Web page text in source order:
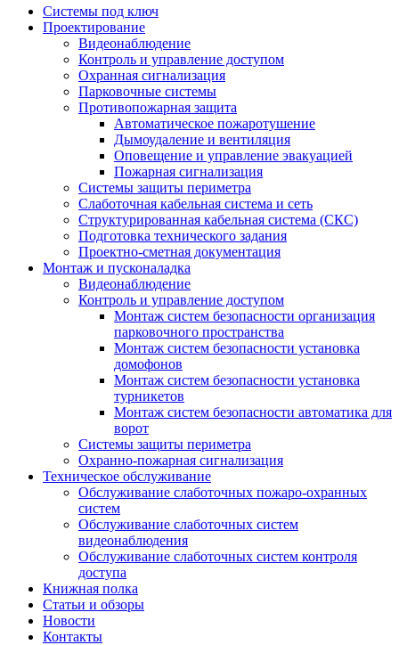
Системы под ключ
Проектирование
Видеонаблюдение
Контроль и управление доступом
Охранная сигнализация
Парковочные системы
Противопожарная защита
Автоматическое пожаротушение
Дымоудаление и вентиляция
Оповещение и управление эвакуацией
Пожарная сигнализация
Системы защиты периметра
Слаботочная кабельная система и сеть
Структурированная кабельная система (СКС)
Подготовка технического задания
Проектно-сметная документация
Монтаж и пусконаладка
Видеонаблюдение
Контроль и управление доступом
Монтаж систем безопасности организация
парковочного пространства
Монтаж систем безопасности установка
домофонов
Монтаж систем безопасности установка
турникетов
Монтаж систем безопасности автоматика для
ворот
Системы защиты периметра
Охранно-пожарная сигнализация
Техническое обслуживание
Обслуживание слаботочных пожаро-охранных
систем
Обслуживание слаботочных систем
видеонаблюдения
Обслуживание слаботочных систем контроля
доступа
Книжная полка
Статьи и обзоры
Новости
Контакты